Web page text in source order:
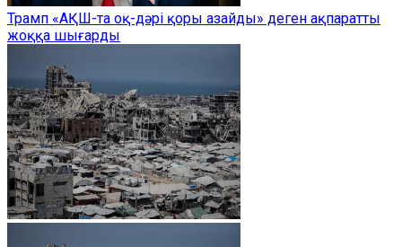
Трамп «АҚШ-та оқ-дәрі қоры азайды» деген ақпаратты
жоққа шығарды